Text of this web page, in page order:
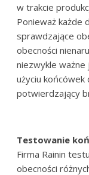
w trakcie
Ponieważ każde
sprawdzające
obecności
niezwykle
użyciu
potwierdzający
Testowanie
Firma Rainin
obecności